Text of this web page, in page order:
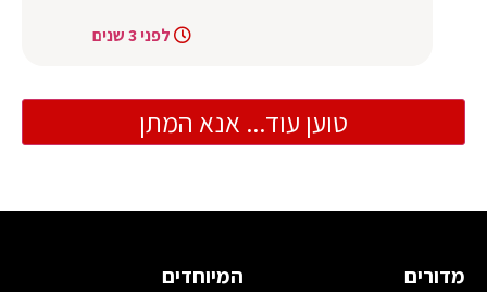
לפני 3 שנים
טוען עוד... אנא המתן
מדורים המיוחדים